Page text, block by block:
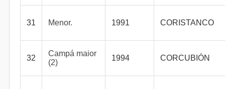
31 Menor. 1991 CORISTANCO
32
Campá maior
(2)
1994 CORCUBIÓN